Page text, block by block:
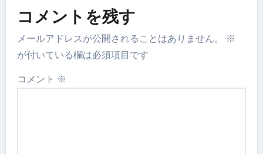
コメントを残す
メールアドレスが公開されることはありません。
※
が付いている欄は必須項目です
コメント ※